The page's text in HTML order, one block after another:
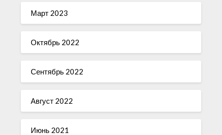
Март 2023
Октябрь 2022
Сентябрь 2022
Август 2022
Июнь 2021